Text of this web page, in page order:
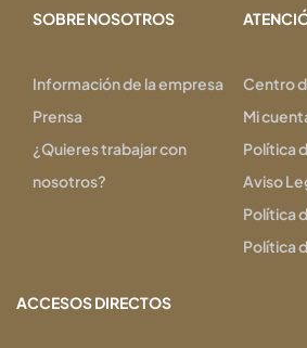
SOBRE NOSOTROS
Información de la empresa
Prensa
¿Quieres trabajar con
nosotros?
Centro
Mi
Política
Aviso
Política
Política
ACCESOS DIRECTOS